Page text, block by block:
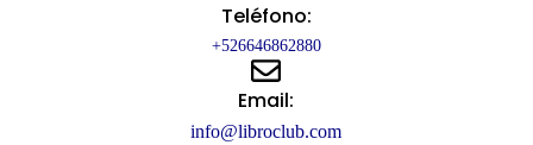
Teléfono:
+526646862880
Email:
info@libroclub.com